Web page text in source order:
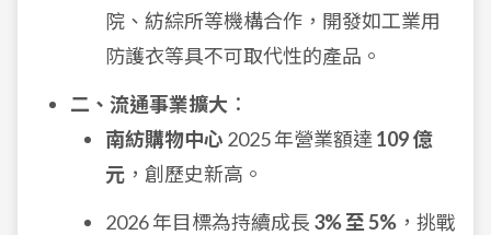
院、紡綜所等機構合作，開發如工業用
防護衣等具不可取代性的產品。
二、流通事業擴大 ：
南紡購物中心 2025 年營業額達 109 億
元 ，創歷史新高。
2026 年目標為持續成長 3% 至 5% ，挑戰